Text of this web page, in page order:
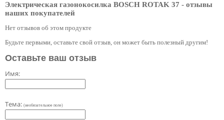
Электрическая газонокосилка BOSCH ROTAK 37 - отзывы
наших покупателей
Нет отзывов об этом продукте
Будьте первыми, оставьте свой отзыв, он может быть полезный другим!
Оставьте ваш отзыв
Имя:
Тема: (необязательное поле)